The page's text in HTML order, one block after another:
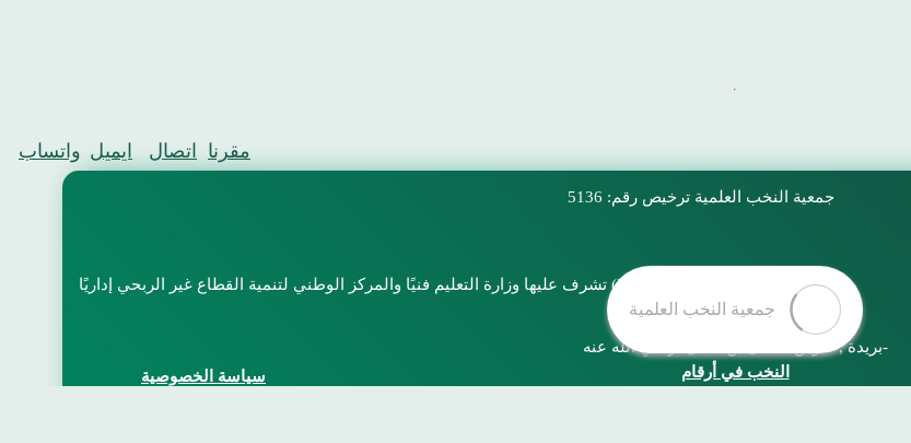
واتساب ايميل اتصال مقرنا
جمعية النخب العلمية ترخيص رقم: 5136
جمعية تعليمية مرخصة برقم (5136) تشرف عليها وزارة التعليم فنيًا والمركز الوطني لتنمية القطاع غير الربحي إداريًا
المملكة العربية السعودية,القصيم
بريدة , طريق عثمان بن عفان -رضي الله عنه-
سياسة الخصوصية
النخب في أرقام